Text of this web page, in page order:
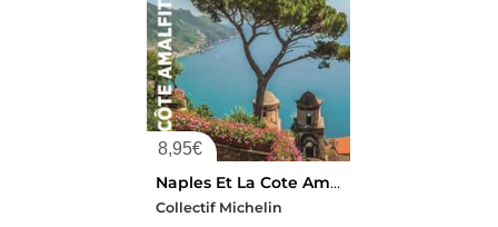
8,95€
Naples Et La Cote Amalfitaine (edition 2021)
Collectif Michelin